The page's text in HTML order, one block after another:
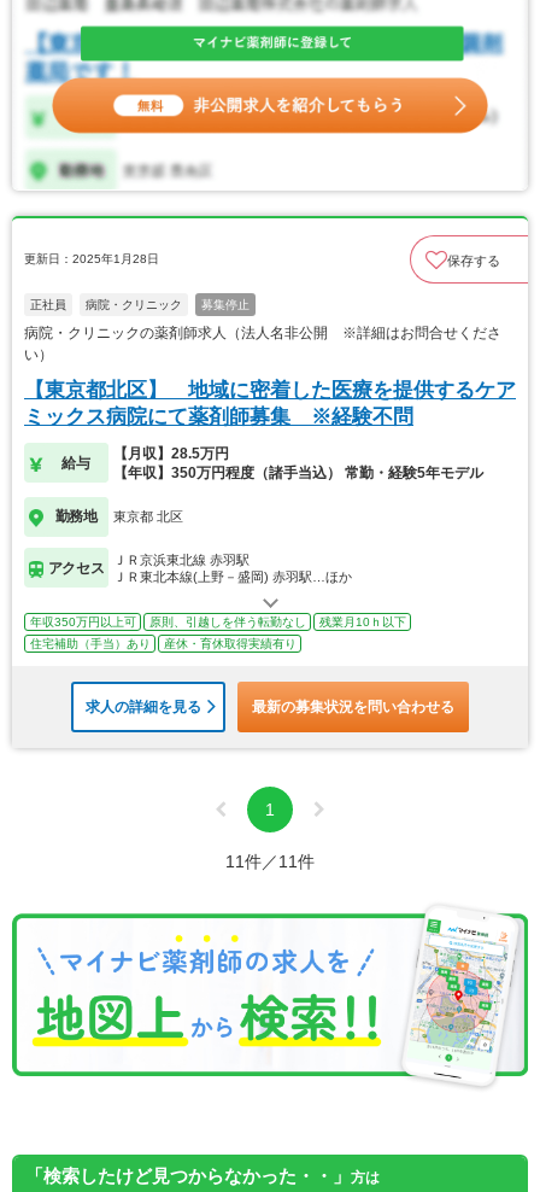
更新日：2025年1月28日 保存する
正社員 病院・クリニック 募集停止
病院・クリニックの薬剤師求人（法人名非公開 ※詳細はお問合せくださ
い）
【東京都北区】 地域に密着した医療を提供するケア
ミックス病院にて薬剤師募集 ※経験不問
給与
【月収】28.5万円
【年収】350万円程度（諸手当込） 常勤・経験5年モデル
勤務地 東京都 北区
アクセス
ＪＲ京浜東北線 赤羽駅
ＪＲ東北本線(上野－盛岡) 赤羽駅…ほか
年収350万円以上可 原則、引越しを伴う転勤なし
残業月10ｈ以下
住宅補助（手当）あり
産休・育休取得実績有り
求人の詳細を見る 最新の募集状況を問い合わせる
1
11件／11件
「検索したけど見つからなかった・・」 方は